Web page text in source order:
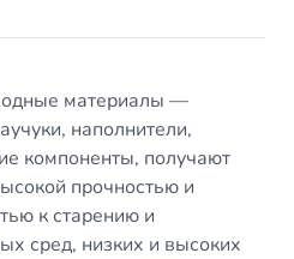
материалы —
наполнители,
компоненты, получают
прочностью и
к старению и
сред, низких и высоких